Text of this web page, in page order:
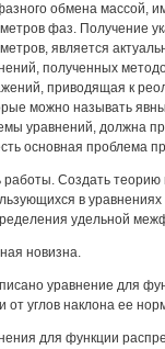
обмена массой,
фаз. Получение
является
полученных
приводящая к
можно называть
уравнений, должна
основная проблема
работы. Создать
в
удельной
новизна.
уравнение для
от углов наклона ее
для функции